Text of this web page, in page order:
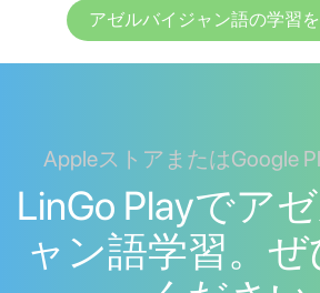
アゼルバイジャン語の学習を
AppleストアまたはGoogle
LinGo Playでア
ャン語学習。ぜ